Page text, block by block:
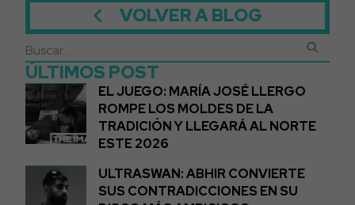
VOLVER A BLOG
ÚLTIMOS POST
EL JUEGO: MARÍA JOSÉ LLERGO
ROMPE LOS MOLDES DE LA
TRADICIÓN Y LLEGARÁ AL NORTE
ESTE 2026
ULTRASWAN: ABHIR CONVIERTE
SUS CONTRADICCIONES EN SU